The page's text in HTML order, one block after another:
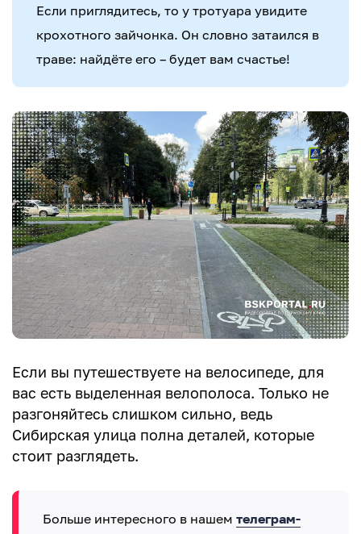
Если приглядитесь, то у тротуара увидите
крохотного зайчонка. Он словно затаился в
траве: найдёте его – будет вам счастье!
Если вы путешествуете на велосипеде, для
вас есть выделенная велополоса. Только не
разгоняйтесь слишком сильно, ведь
Сибирская улица полна деталей, которые
стоит разглядеть.
Больше интересного в нашем телеграм-